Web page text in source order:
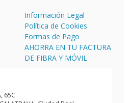
Información Legal
Política de Cookies
Formas de Pago
AHORRA EN TU FACTURA
DE FIBRA Y MÓVIL
65C